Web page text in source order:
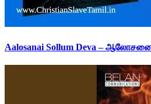
Aalosanai Sollum Deva –